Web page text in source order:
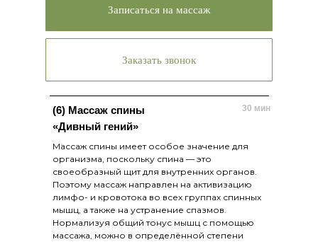
Заказать звонок
Записаться на массаж
Массаж спины имеет особое значение для
организма, поскольку спина — это
своеобразный щит для внутренних органов.
Поэтому массаж направлен на активизацию
лимфо- и кровотока во всех группах спинных
мышц, а также на устранение спазмов.
Нормализуя общий тонус мышц с помощью
массажа, можно в определённой степени
(6) Массаж спины
«Дивный гений»
30 мин